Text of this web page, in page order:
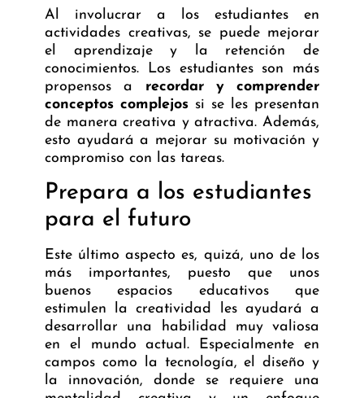
Al involucrar a los estudiantes en
actividades creativas, se puede mejorar
el aprendizaje y la retención de
conocimientos. Los estudiantes son más
propensos a recordar y comprender
conceptos complejos si se les presentan
de manera creativa y atractiva. Además,
esto ayudará a mejorar su motivación y
compromiso con las tareas.
Prepara a los estudiantes
para el futuro
Este último aspecto es, quizá, uno de los
más importantes, puesto que unos
buenos espacios educativos que
estimulen la creatividad les ayudará a
desarrollar una habilidad muy valiosa
en el mundo actual. Especialmente en
campos como la tecnología, el diseño y
la innovación, donde se requiere una